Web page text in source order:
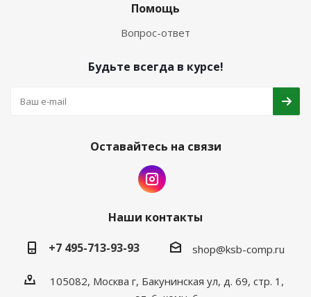
Помощь
Вопрос-ответ
Будьте всегда в курсе!
Оставайтесь на связи
Наши контакты
+7 495-713-93-93
shop@ksb-comp.ru
105082, Москва г, Бакунинская ул, д. 69, стр. 1,